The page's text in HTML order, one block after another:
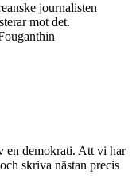
journalisten
mot det.
en demokrati. Att vi har
skriva nästan precis